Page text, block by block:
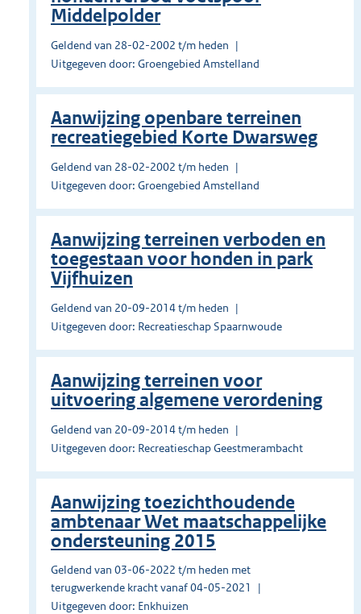
Middelpolder
Geldend van 28-02-2002 t/m heden
Uitgegeven door: Groengebied Amstelland
Aanwijzing openbare terreinen
recreatiegebied Korte Dwarsweg
Geldend van 28-02-2002 t/m heden
Uitgegeven door: Groengebied Amstelland
Aanwijzing terreinen verboden en
toegestaan voor honden in park
Vijfhuizen
Geldend van 20-09-2014 t/m heden
Uitgegeven door: Recreatieschap Spaarnwoude
Aanwijzing terreinen voor
uitvoering algemene verordening
Geldend van 20-09-2014 t/m heden
Uitgegeven door: Recreatieschap Geestmerambacht
Aanwijzing toezichthoudende
ambtenaar Wet maatschappelijke
ondersteuning 2015
Geldend van 03-06-2022 t/m heden met
terugwerkende kracht vanaf 04-05-2021
Uitgegeven door: Enkhuizen